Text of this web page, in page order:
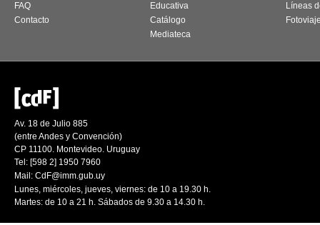
FAQ
Contacto
Educativa
Catálogo
Mediateca
Líneas
Av. 18 de Julio 885
(entre Andes y Convención)
CP 11100. Montevideo. Uruguay
Tel: [598 2] 1950 7960
Mail: CdF@imm.gub.uy
Lunes, miércoles, jueves, viernes: de 10 a 19.30 h.
Martes: de 10 a 21 h. Sábados de 9.30 a 14.30 h.